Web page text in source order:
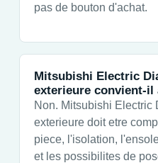
pas de bouton d'achat.
Mitsubishi Electric
exterieure convient-il
Non. Mitsubishi Electric
exterieure doit etre
piece, l'isolation,
et les possibilites de